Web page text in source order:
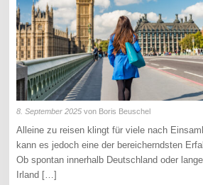
8. September 2025 von Boris Beuschel
Alleine zu reisen klingt für viele nach
kann es jedoch eine der bereicherndsten
Ob spontan innerhalb Deutschland oder
Irland […]